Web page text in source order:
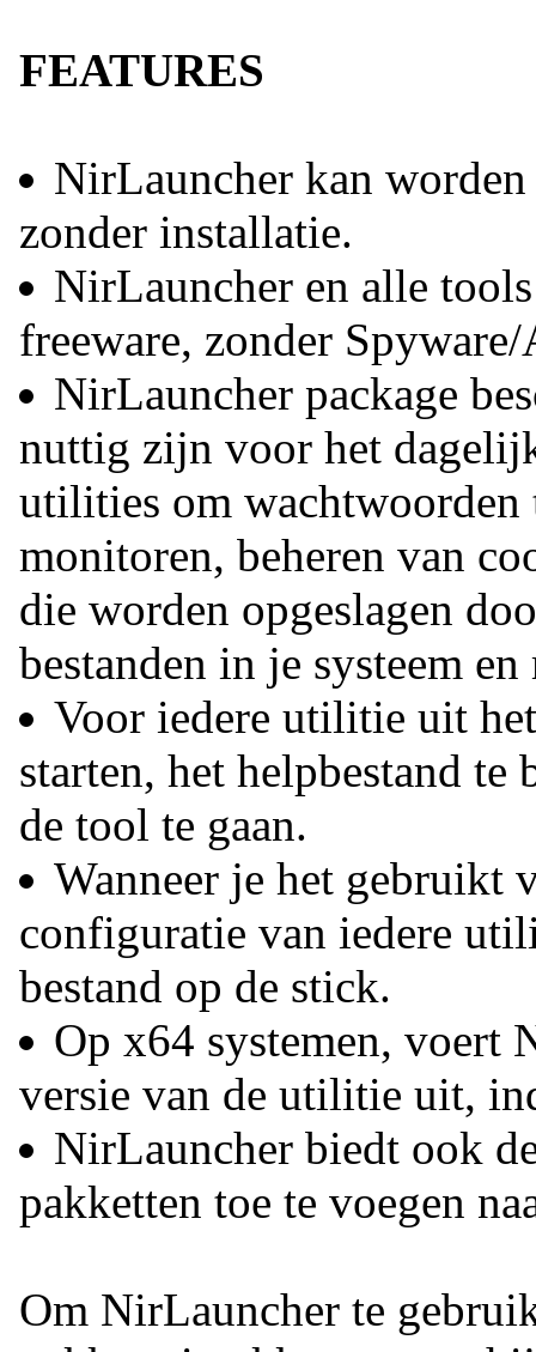
FEATURES
NirLauncher kan
zonder installatie.
NirLauncher en alle
freeware, zonder
NirLauncher package
nuttig zijn voor het
utilities om wachtwoorden
monitoren, beheren van
die worden opgeslagen
bestanden in je systeem en
Voor iedere utilitie uit
starten, het helpbestand
de tool te gaan.
Wanneer je het gebruikt
configuratie van iedere
bestand op de stick.
Op x64 systemen, voert
versie van de utilitie uit,
NirLauncher biedt ook
pakketten toe te voegen
Om NirLauncher te